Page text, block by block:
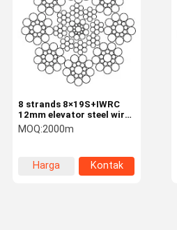
8 strands 8×19S+IWRC
12mm elevator steel wire
rope EN 12385-4
MOQ:2000m
Harga
Kontak